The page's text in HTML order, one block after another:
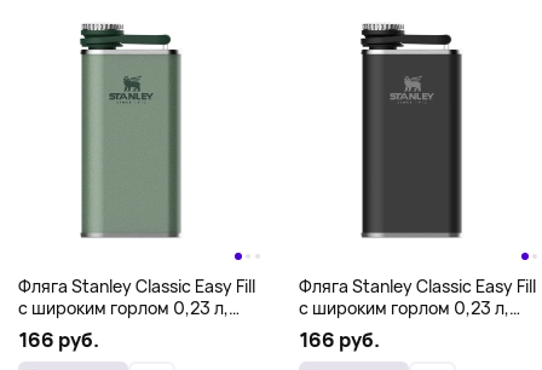
Фляга Stanley Classic Easy Fill
с широким горлом 0,23 л,
зеленый
166 руб.
Фляга Stanley Classic Easy Fill
с широким горлом 0,23 л,
черный
166 руб.